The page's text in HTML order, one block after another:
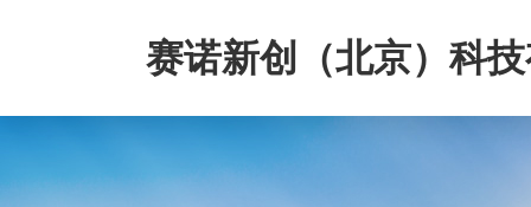
赛诺新创（北京）科
司